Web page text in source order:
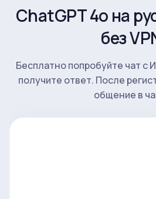
ChatGPT 4o на
без
Бесплатно попробуйте чат с
получите ответ. После
общение в